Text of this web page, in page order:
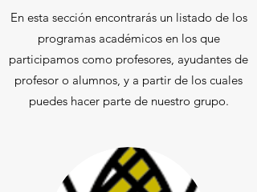
En esta sección encontrarás un listado de los
programas académicos en los que
participamos como profesores, ayudantes de
profesor o alumnos, y a partir de los cuales
puedes hacer parte de nuestro grupo.